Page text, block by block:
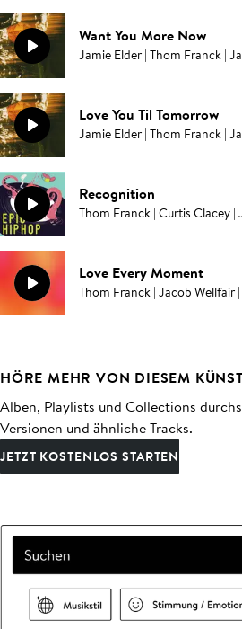
Want You More Now
Jamie Elder | Thom Franck |
Love You Til Tomorrow
Jamie Elder | Thom Franck |
Recognition
Thom Franck | Curtis Clacey |
Love Every Moment
Thom Franck | Jacob Wellfair
HÖRE MEHR VON DIESEM
Alben, Playlists und Collections
Versionen und ähnliche Tracks.
JETZT KOSTENLOS STARTEN